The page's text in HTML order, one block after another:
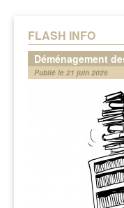
FLASH INFO
Déménagement
Publié le 21 juin 2026